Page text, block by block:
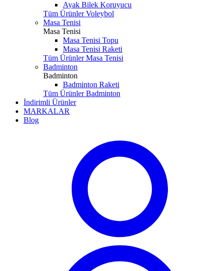
Ayak Bilek Koruyucu
Tüm Ürünler Voleybol
Masa Tenisi
Masa Tenisi
Masa Tenisi Topu
Masa Tenisi Raketi
Tüm Ürünler Masa Tenisi
Badminton
Badminton
Badminton Raketi
Tüm Ürünler Badminton
İndirimli Ürünler
MARKALAR
Blog